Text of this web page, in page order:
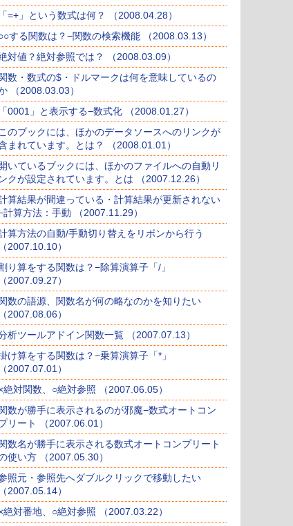
「=+」という数式は何？ （2008.04.28）
する関数は？−関数の検索機能 （2008.03.13）
対値？絶対参照では？ （2008.03.09）
数・数式の$・ドルマークは何を意味しているの
（2008.03.03）
「0001」と表示する−数式化 （2008.01.27）
のブックには、ほかのデータソースへのリンクが
まれています。とは？ （2008.01.01）
いているブックには、ほかのファイルへの自動リ
ンクが設定されています。とは （2007.12.26）
算結果が間違っている・計算結果が更新されない
計算方法：手動 （2007.11.29）
算方法の自動/手動切り替えをリボンから行う
（2007.10.10）
り算をする関数は？−除算演算子「/」
（2007.09.27）
数の語源、関数名が何の略なのかを知りたい
（2007.08.06）
析ツールアドイン関数一覧 （2007.07.13）
け算をする関数は？−乗算演算子「*」
（2007.07.01）
絶対関数、○絶対参照 （2007.06.05）
数が勝手に表示されるのが邪魔−数式オートコン
リート （2007.06.01）
数名が勝手に表示される数式オートコンプリート
使い方 （2007.05.30）
照元・参照先へダブルクリックで移動したい
（2007.05.14）
絶対番地、○絶対参照 （2007.03.22）